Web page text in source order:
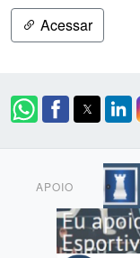
Acessar
APOIO